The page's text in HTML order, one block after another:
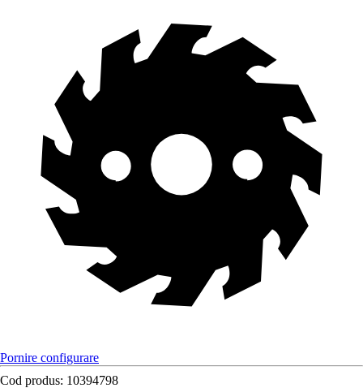
Pornire configurare
Cod produs: 10394798